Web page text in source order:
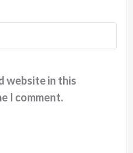
website in this
I comment.